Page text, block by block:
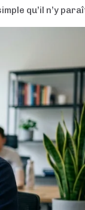
qu’il n’y